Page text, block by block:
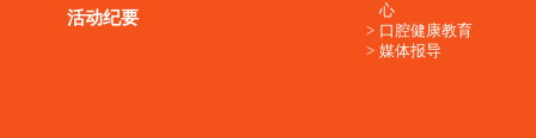
活动纪要
心
口腔健康教育
媒体报导